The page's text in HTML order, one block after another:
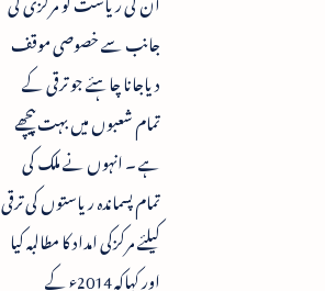
جانب سے خصوصی موقف
دیاجانا چاہئے جو ترقی کے
تمام شعبوں میں بہت پیچھے
ہے ۔ انہوں نے ملک کی
تمام پسماندہ ریاستوں کی ترقی
کیلئے مرکزکی امداد کا مطالبہ کیا
اور کہاکہ 2014ء کے